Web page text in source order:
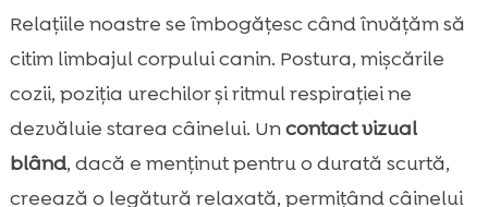
Relaţiile noastre se îmbogăţesc când învăţăm să
citim limbajul corpului canin. Postura, mişcările
cozii, poziţia urechilor şi ritmul respiraţiei ne
dezvăluie starea câinelui. Uncontact vizual
blând, dacă e menţinut pentru o durată scurtă,
creează o legătură relaxată, permiţând câinelui